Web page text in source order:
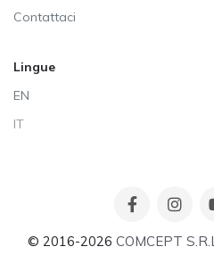
Contattaci
Lingue
EN
IT
© 2016-2026 COMCEPT S.R.L.